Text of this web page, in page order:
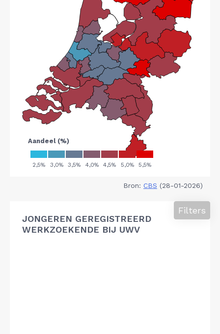
Bron: CBS (28-01-2026)
JONGEREN GEREGISTREERD
WERKZOEKENDE BIJ UWV
Filters